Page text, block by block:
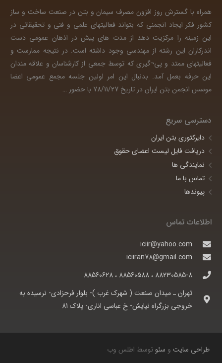
همراه با گسترش روز افزون مصرف سیمان و بتن در صنعت ساخت و ساز
کشور فکر ایجاد انجمنی که بتواند فعالیتهای علمی و فنی و تحقیقاتی در
این زمینه را مرکزیت دهد از مدت های پیش در اذهان عمومی دست
اندرکاران این رشته از مهندسی وجود داشته است. در نتیجه ممارست و
فعالیتهای ممتد و پی¬گیری که توسط جمعی از کارشناسان و علاقه مندان
این حرفه بعمل آمد. بدنبال این امر اولین جلسه مجمع عمومی اعضا
موسس انجمن بتن ایران در تاریخ 78/11/27 با حضور
…
دسترسی سریع
دایرکتوری بتن ایران
دریافت فایل لیست اعضای حقوق
نمایندگی ها
تماس با ما
پیوندها
اطلاعات تماس
iciir@yahoo.com
iciiran78@gmail.com
88230585-8 ، 88560588 ، 88560628
تهران ـ ميدان صنعت ( شهرک غرب )- بلوار فرحزادی- نرسيده به
خروجی بزرگراه نيايش- خ عباسی اناری- پلاک 81
طراحی سایت و سئوتوسط اطلس وب